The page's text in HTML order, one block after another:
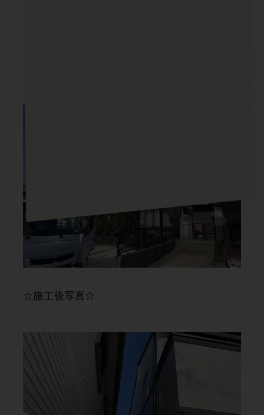
☆施工後写真☆2022/12
☆施工後写真☆